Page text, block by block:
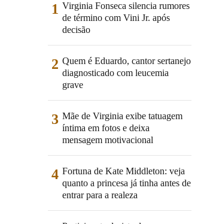
1 Virginia Fonseca silencia rumores
de término com Vini Jr. após
decisão
2 Quem é Eduardo, cantor sertanejo
diagnosticado com leucemia
grave
3 Mãe de Virginia exibe tatuagem
íntima em fotos e deixa
mensagem motivacional
4 Fortuna de Kate Middleton: veja
quanto a princesa já tinha antes de
entrar para a realeza